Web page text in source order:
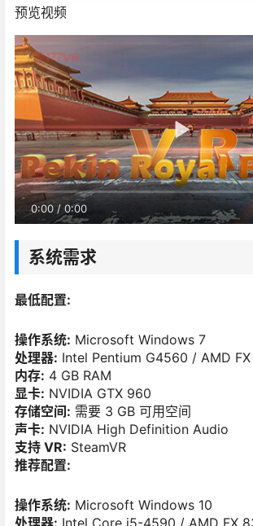
预览视频
0:00 / 0:00
系统需求
最低配置:
操作系统: Microsoft Windows 7
处理器: Intel Pentium G4560 / AMD
内存: 4 GB RAM
显卡: NVIDIA GTX 960
存储空间: 需要 3 GB 可用空间
声卡: NVIDIA High Definition Audio
支持 VR: SteamVR
推荐配置:
操作系统: Microsoft Windows 10
处理器: Intel Core i5-4590 / AMD FX